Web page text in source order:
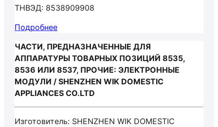
ТНВЭД: 8538909908
Подробнее
ЧАСТИ, ПРЕДНАЗНАЧЕННЫЕ ДЛЯ
АППАРАТУРЫ ТОВАРНЫХ ПОЗИЦИЙ 8535,
8536 ИЛИ 8537, ПРОЧИЕ: ЭЛЕКТРОННЫЕ
МОДУЛИ / SHENZHEN WIK DOMESTIC
APPLIANCES CO.LTD
Изготовитель: SHENZHEN WIK DOMESTIC